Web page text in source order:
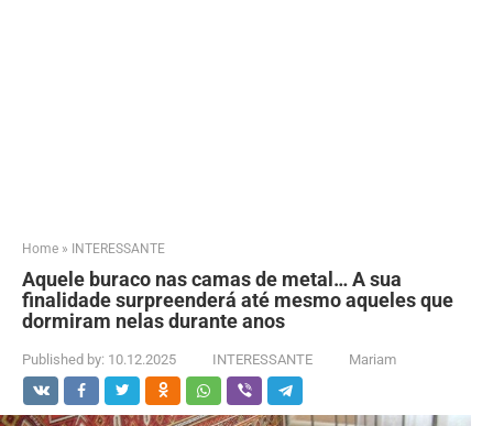
Home » INTERESSANTE
Aquele buraco nas camas de metal… A sua
finalidade surpreenderá até mesmo aqueles que
dormiram nelas durante anos
Published by: 10.12.2025 INTERESSANTE Mariam